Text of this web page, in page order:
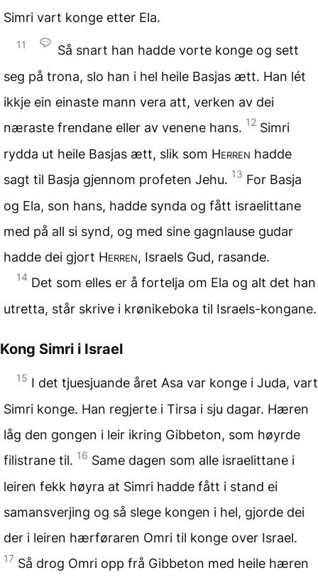
Simri vart konge etter Ela.
11
Så snart han hadde vorte konge og sett
seg på trona, slo han i hel heile Basjas ætt. Han lét
ikkje ein einaste mann vera att, verken av dei
næraste frendane eller av venene hans. 12 Simri
rydda ut heile Basjas ætt, slik som Herren hadde
sagt til Basja gjennom profeten Jehu. 13 For Basja
og Ela, son hans, hadde synda og fått israelittane
med på all si synd, og med sine gagnlause gudar
hadde dei gjort Herren, Israels Gud, rasande.
14 Det som elles er å fortelja om Ela og alt det han
utretta, står skrive i krønikeboka til Israels-kongane.
Kong Simri i Israel
15 I det tjuesjuande året Asa var konge i Juda, vart
Simri konge. Han regjerte i Tirsa i sju dagar. Hæren
låg den gongen i leir ikring Gibbeton, som høyrde
filistrane til. 16 Same dagen som alle israelittane i
leiren fekk høyra at Simri hadde fått i stand ei
samansverjing og så slege kongen i hel, gjorde dei
der i leiren hærføraren Omri til konge over Israel.
17 Så drog Omri opp frå Gibbeton med heile hæren